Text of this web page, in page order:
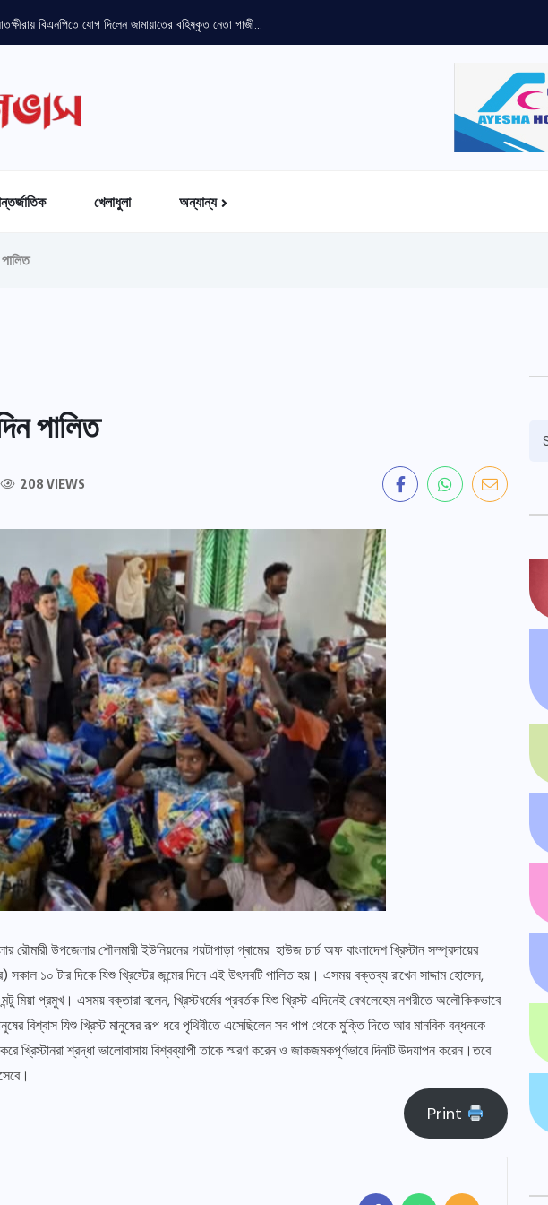
খেলাধুলা অন্যান্য
পালিত
পালিত
208 VIEWS
রৌমারী উপজেলার শৌলমারী ইউনিয়নের গয়টাপাড়া গ্ৰামের হাউজ চার্চ অফ বাংলাদেশ খ্রিস্টান সম্প্রদায়ের
১০ টার দিকে যিশু খ্রিস্টের জন্মের দিনে এই উৎসবটি পালিত হয়। এসময় বক্তব্য রাখেন সাদ্দাম হোসেন,
মিয়া প্রমুখ। এসময় বক্তারা বলেন, খ্রিস্টধর্মের প্রবর্তক যিশু খ্রিস্ট এদিনেই বেথলেহেম নগরীতে অলৌকিকভাবে
বিশ্বাস যিশু খ্রিস্ট মানুষের রূপ ধরে পৃথিবীতে এসেছিলেন সব পাপ থেকে মুক্তি দিতে আর মানবিক বন্ধনকে
শ্রদ্ধা ভালোবাসায় বিশ্বব্যাপী তাকে স্মরণ করেন ও জাকজমকপূর্ণভাবে দিনটি উদযাপন করেন।তবে
Print